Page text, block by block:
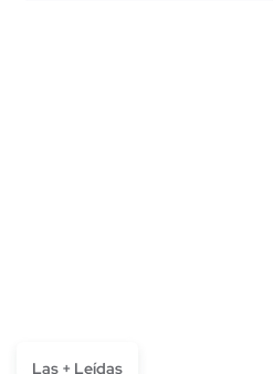
Las + Leídas